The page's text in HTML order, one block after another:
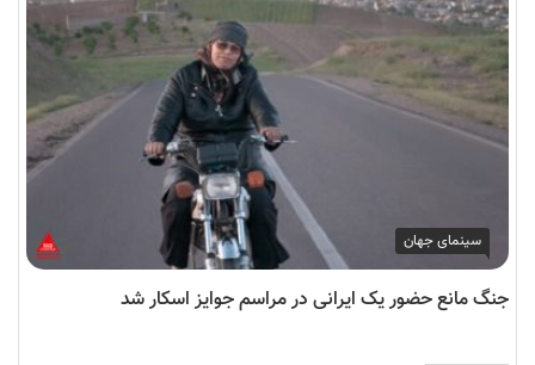
سینمای جهان
جنگ مانع حضور یک ایرانی در مراسم جوایز اسکار شد